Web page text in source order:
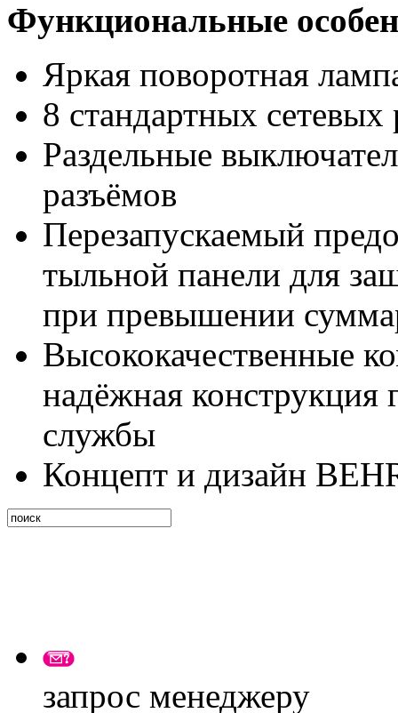
Функциональные
Яркая поворотная
8 стандартных
Раздельные
разъёмов
Перезапускаемый
тыльной панели для
при превышении
Высококачественные
надёжная конструкция
службы
Концепт и дизайн
запрос менеджеру